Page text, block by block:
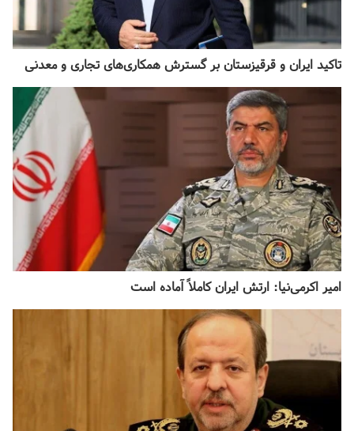
تاکید ایران و قرقیزستان بر گسترش همکاری‌های تجاری و معدنی
امیر اکرمی‌نیا: ارتش ایران کاملاً آماده است